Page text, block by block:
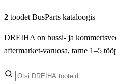
2 toodet BusParts kataloogis
DREIHA on bussi- ja
aftermarket-varuosa, tarne 1–5